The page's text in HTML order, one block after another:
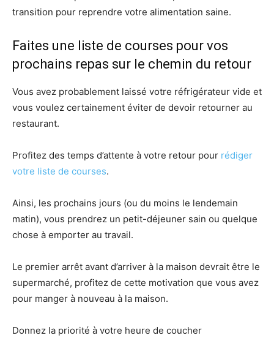
transition pour reprendre votre alimentation saine.
Faites une liste de courses pour vos
prochains repas sur le chemin du retour
Vous avez probablement laissé votre réfrigérateur vide et
vous voulez certainement éviter de devoir retourner au
restaurant.
Profitez des temps d’attente à votre retour pour rédiger
votre liste de courses.
Ainsi, les prochains jours (ou du moins le lendemain
matin), vous prendrez un petit-déjeuner sain ou quelque
chose à emporter au travail.
Le premier arrêt avant d’arriver à la maison devrait être le
supermarché, profitez de cette motivation que vous avez
pour manger à nouveau à la maison.
Donnez la priorité à votre heure de coucher